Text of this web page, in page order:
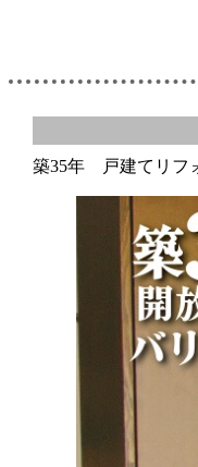
築35年 戸建てリフ